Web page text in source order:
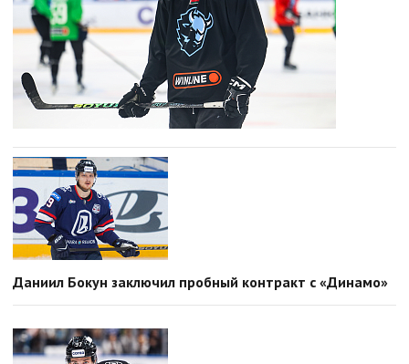
Даниил Бокун заключил пробный контракт с «Динамо»